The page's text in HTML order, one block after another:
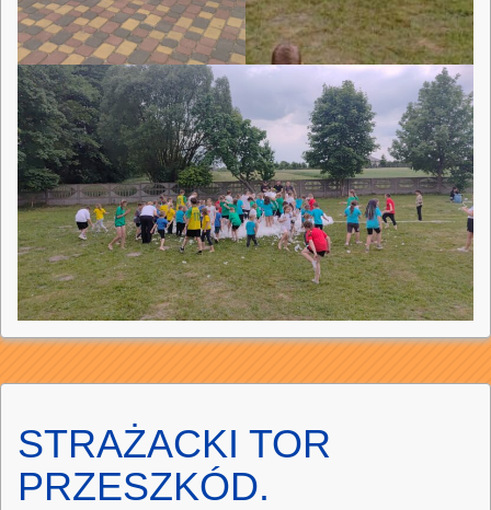
STRAŻACKI TOR
PRZESZKÓD.